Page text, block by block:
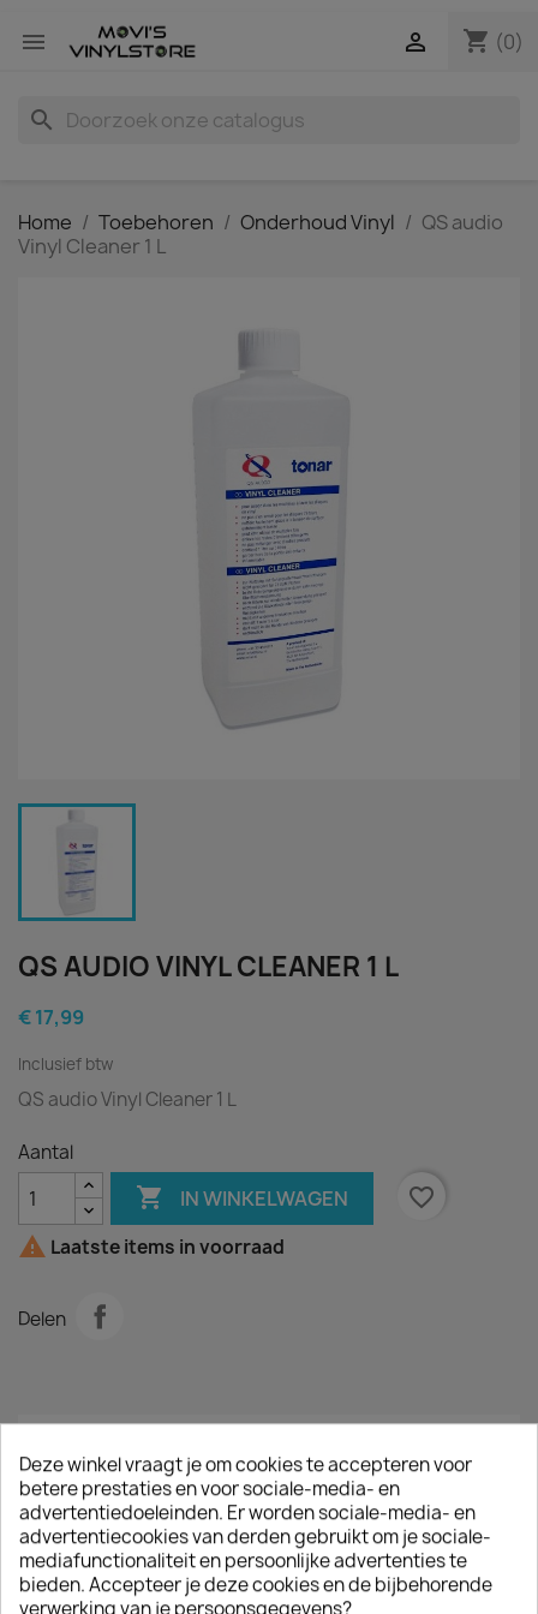
 shopping_cart (0)

search
Home Toebehoren Onderhoud Vinyl
QS audio
Vinyl Cleaner 1 L
QS AUDIO VINYL CLEANER 1 L
€ 17,99
Inclusief btw
QS audio Vinyl Cleaner 1 L
Aantal
 IN WINKELWAGEN
favorite_border
 Laatste items in voorraad
Delen
Omschrijving Productdetails
Inhoud1 L
QS Audio Vinyl Cleaner verlaagt de
oppervlaktespanning
Deze winkel vraagt je om cookies te accepteren voor
betere prestaties en voor sociale-media- en
advertentiedoeleinden. Er worden sociale-media- en
advertentiecookies van derden gebruikt om je sociale-
mediafunctionaliteit en persoonlijke advertenties te
bieden. Accepteer je deze cookies en de bijbehorende
verwerking van je persoonsgegevens?